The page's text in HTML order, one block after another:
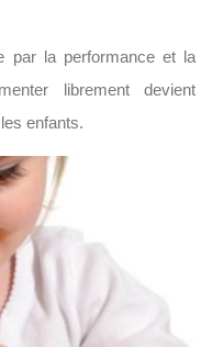
par la performance et la
librement devient
enfants.